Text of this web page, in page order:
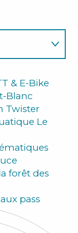
& E-Bike
Blanc
Twister
Le
forêt des
pass